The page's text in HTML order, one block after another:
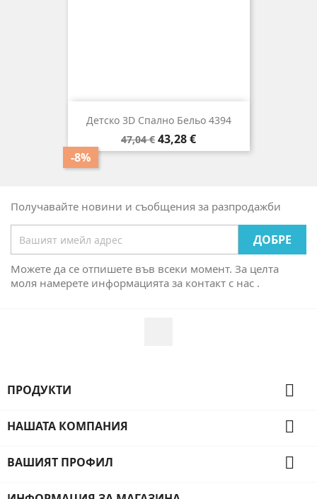
Детско 3D Спално Бельо 4394
Редовна
цена
47,04 €
-8%
Цена
43,28 €
Получавайте новини и съобщения за разпродажби
Можете да се отпишете във всеки момент. За целта
моля намерете информацията за контакт с нас .
ПРОДУКТИ 
НАШАТА КОМПАНИЯ 
ВАШИЯТ ПРОФИЛ 